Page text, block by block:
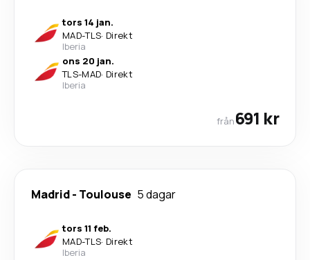
tors 14 jan.
MAD-TLS· Direkt
Iberia
ons 20 jan.
TLS-MAD· Direkt
Iberia
från691 kr
Madrid- Toulouse 5 dagar
tors 11 feb.
MAD-TLS· Direkt
Iberia